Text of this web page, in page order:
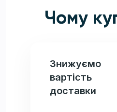
Чому
Знижуємо
вартість
доставки